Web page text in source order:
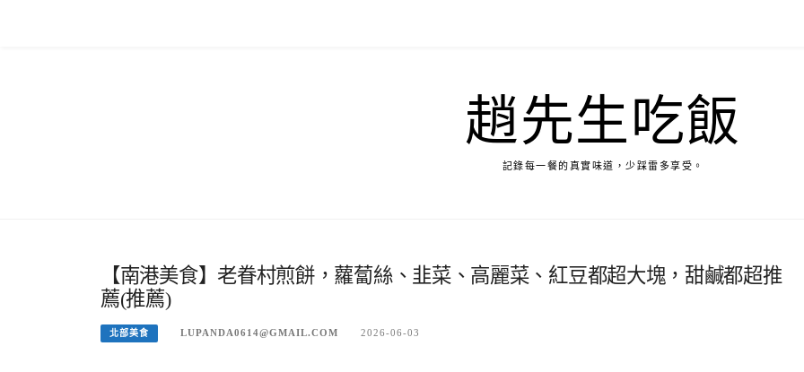
趙先生吃飯
記錄每一餐的真實味道，少踩雷多享受。
【南港美食】老眷村煎餅，蘿蔔絲、韭菜、高麗菜、紅豆都超大塊，甜鹹都超推
薦(推薦)
北部美食 LUPANDA0614@GMAIL.COM 2026-06-03